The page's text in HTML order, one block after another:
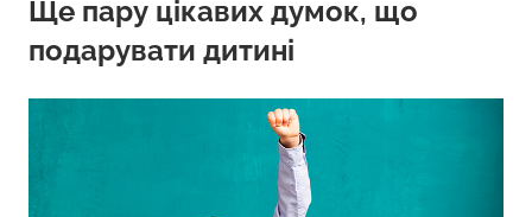
Ще пару цікавих думок, що
подарувати дитині